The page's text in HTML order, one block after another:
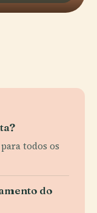
todos os
do